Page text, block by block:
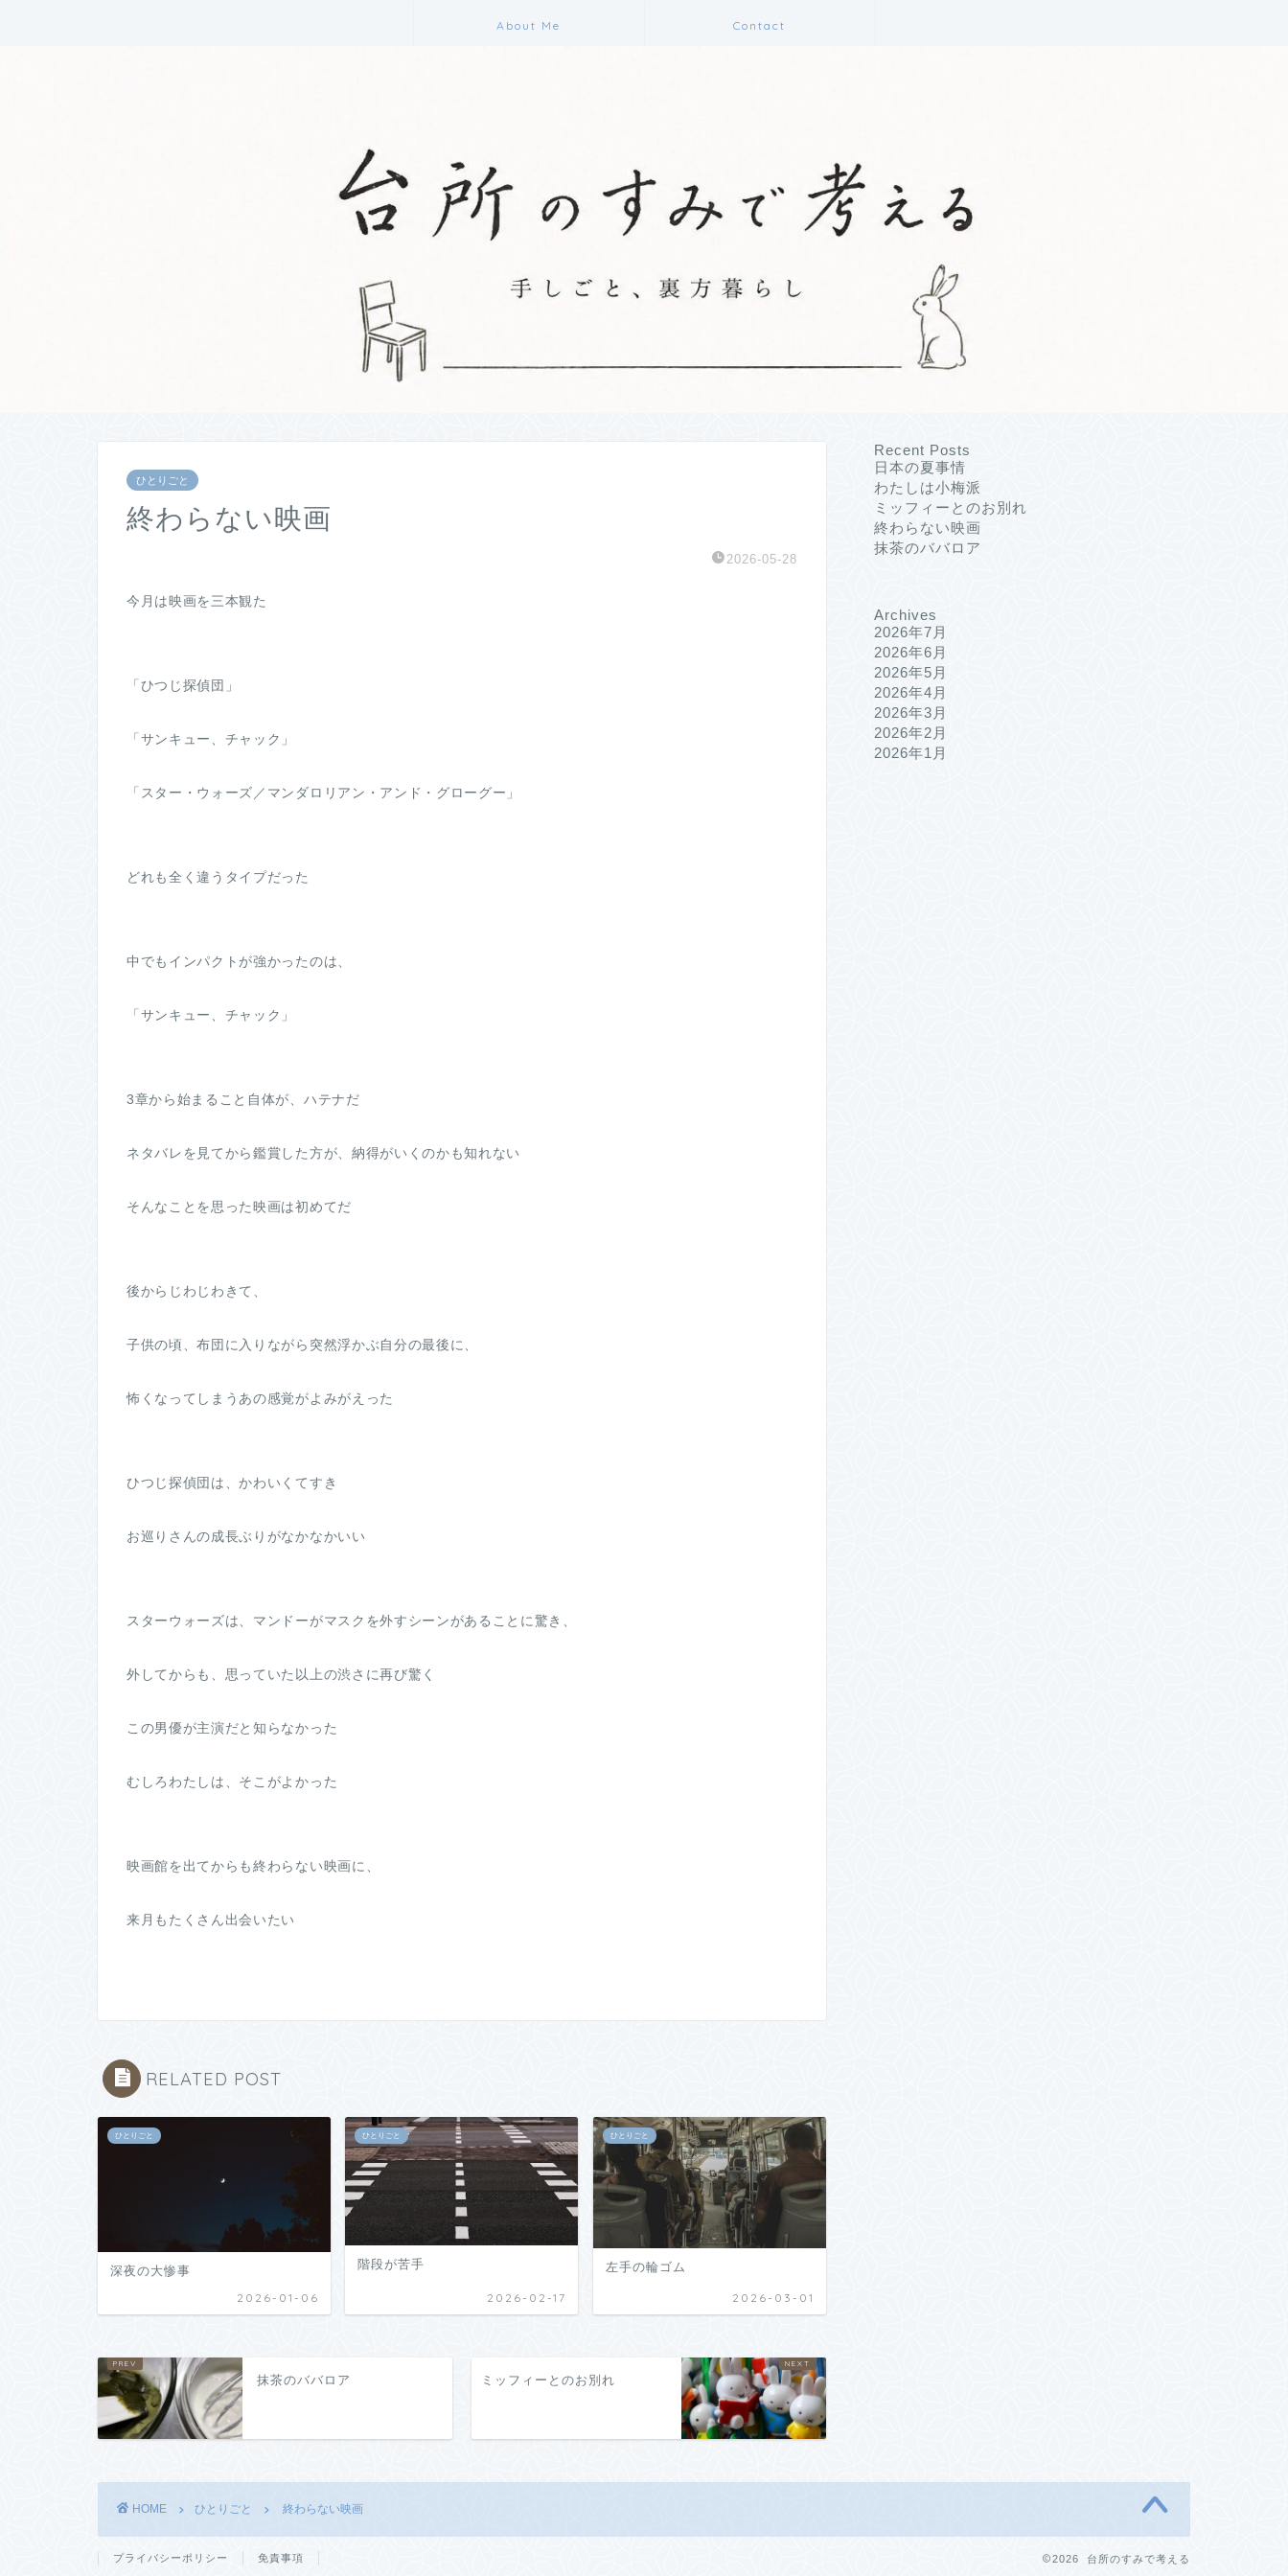
About Me Contact
ひとりごと
終わらない映画
2026-05-28
今月は映画を三本観た
「ひつじ探偵団」
「サンキュー、チャック」
「スター・ウォーズ／マンダロリアン・アンド・グローグー」
どれも全く違うタイプだった
中でもインパクトが強かったのは、
「サンキュー、チャック」
3章から始まること自体が、ハテナだ
ネタバレを見てから鑑賞した方が、納得がいくのかも知れない
そんなことを思った映画は初めてだ
後からじわじわきて、
子供の頃、布団に入りながら突然浮かぶ自分の最後に、
怖くなってしまうあの感覚がよみがえった
ひつじ探偵団は、かわいくてすき
お巡りさんの成長ぶりがなかなかいい
スターウォーズは、マンドーがマスクを外すシーンがあることに驚き、
外してからも、思っていた以上の渋さに再び驚く
この男優が主演だと知らなかった
むしろわたしは、そこがよかった
映画館を出てからも終わらない映画に、
来月もたくさん出会いたい
RELATED POST
ひとりごと
深夜の大惨事
2026-01-06
ひとりごと
階段が苦手
2026-02-17
ひとりごと
左手の輪ゴム
2026-03-01
抹茶のババロア ミッフィーとのお別れ
Recent Posts
日本の夏事情
わたしは小梅派
ミッフィーとのお別れ
終わらない映画
抹茶のババロア
Archives
2026年7月
2026年6月
2026年5月
2026年4月
2026年3月
2026年2月
2026年1月
HOME ひとりごと 終わらない映画
プライバシーポリシー 免責事項 2026 台所のすみで考える